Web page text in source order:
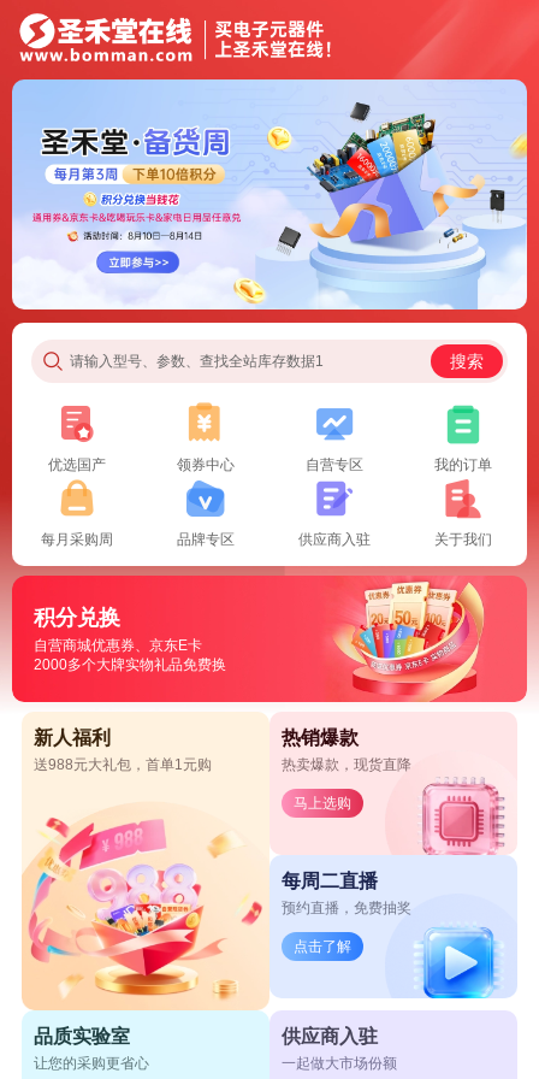
请输入型号、参数、查找全站库存数据1 搜索
优选国产 领券中心 自营专区 我的订单
每月采购周 品牌专区 供应商入驻 关于我们
积分兑换
自营商城优惠券、京东E卡
2000多个大牌实物礼品免费换
新人福利
送988元大礼包，首单1元购
热销爆款
热卖爆款，现货直降
马上选购
每周二直播
预约直播，免费抽奖
点击了解
品质实验室
让您的采购更省心
供应商入驻
一起做大市场份额